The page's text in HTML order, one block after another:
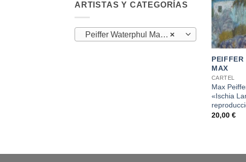
ARTISTAS Y CATEGORÍAS
×
Peiffer Waterphul Max (1)
+
PEIFFER
MAX
CARTEL
Max
«Ischia
20,00 €